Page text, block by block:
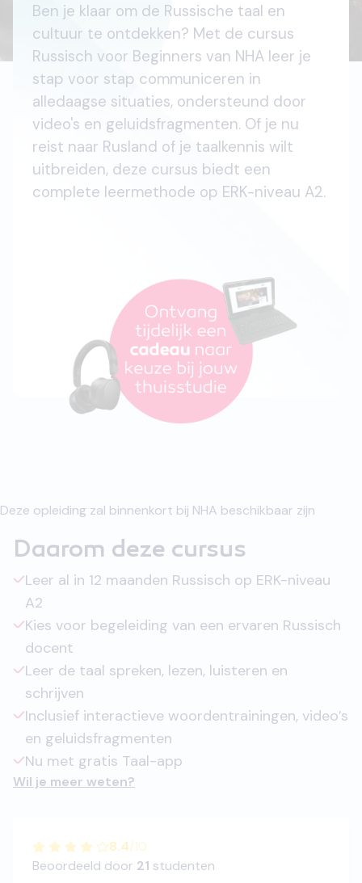
Ben je klaar om de Russische taal en
cultuur te ontdekken? Met de cursus
Russisch voor Beginners van NHA leer je
stap voor stap communiceren in
alledaagse situaties, ondersteund door
video's en geluidsfragmenten. Of je nu
reist naar Rusland of je taalkennis wilt
uitbreiden, deze cursus biedt een
complete leermethode op ERK-niveau A2.
Deze opleiding zal binnenkort bij NHA beschikbaar zijn
Daarom deze cursus
Leer al in 12 maanden Russisch op ERK-niveau
A2
Kies voor begeleiding van een ervaren Russisch
docent
Leer de taal spreken, lezen, luisteren en
schrijven
Inclusief interactieve woordentrainingen, video’s
en geluidsfragmenten
Nu met gratis Taal-app
Wil je meer weten?
8.4/10
Beoordeeld door 21 studenten